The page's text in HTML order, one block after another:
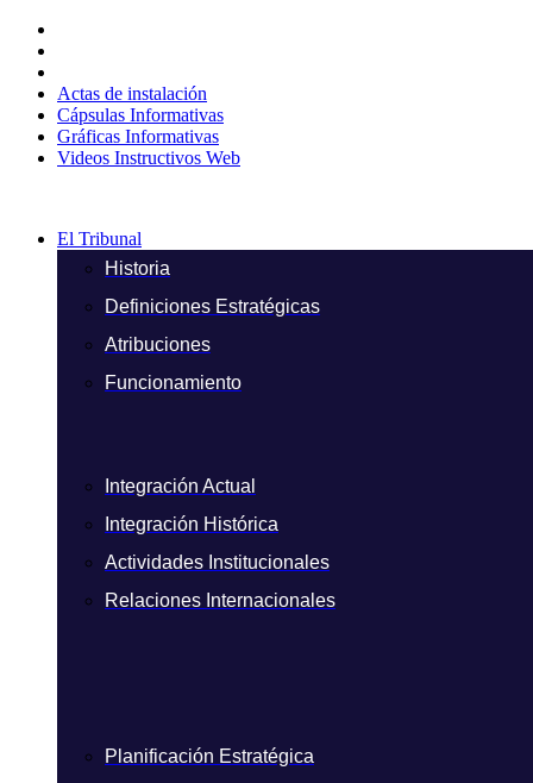
contenido
Actas de instalación
Cápsulas Informativas
Gráficas Informativas
Videos Instructivos Web
El Tribunal
Historia
Definiciones Estratégicas
Atribuciones
Funcionamiento
Integración Actual
Integración Histórica
Actividades Institucionales
Relaciones Internacionales
Planificación Estratégica